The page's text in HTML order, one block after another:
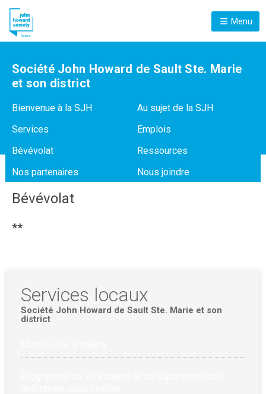
Menu
Société John Howard de Sault Ste. Marie
et son district
Bienvenue à la SJH
Au sujet de la SJH
Services
Emplois
Bévévolat
Ressources
Nos partenaires
Nous joindre
Bévévolat
**
Services locaux
Société John Howard de Sault Ste. Marie et son
district